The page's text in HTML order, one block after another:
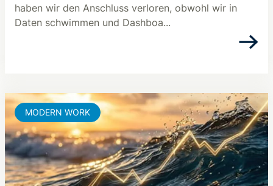
haben wir den Anschluss verloren, obwohl wir in
Daten schwimmen und Dashboa...
MODERN WORK